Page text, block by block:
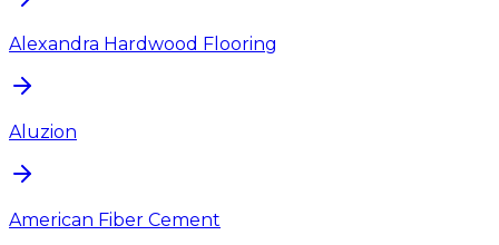
Alexandra Hardwood Flooring
Aluzion
American Fiber Cement